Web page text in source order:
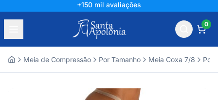
Líder há mais de 60 anos
0
Meia de Compressão Por Tamanho Meia Coxa 7/8 Por